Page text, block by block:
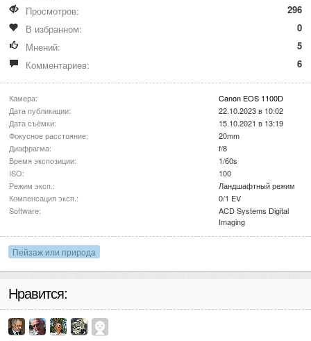
Просмотров:
296
В избранном:
0
Мнений:
5
Комментариев:
6
Камера:
Canon EOS 1100D
Дата публикации:
22.10.2023 в 10:02
Дата съёмки:
15.10.2021 в 13:19
Фокусное расстояние:
20mm
Диафрагма:
f/8
Время экспозиции:
1/60s
ISO:
100
Режим эксп.:
Ландшафтный режим
Компенсация эксп.:
0/1 EV
Software:
ACD Systems Digital
Imaging
Пейзаж или природа
Нравится: